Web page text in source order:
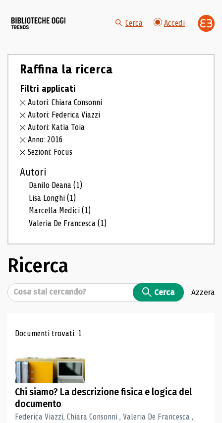
Cerca Accedi
Raffina la ricerca
Filtri applicati
Autori: Chiara Consonni
Autori: Federica Viazzi
Autori: Katia Toia
Anno: 2016
Sezioni: Focus
Autori
Danilo Deana(1)
Lisa Longhi(1)
Marcella Medici(1)
Valeria De Francesca(1)
Ricerca
Cerca Cerca Azzera
Risultati di ricerca
Documenti trovati: 1
Chi siamo? La descrizione fisica e logica del
documento
Federica Viazzi, Chiara Consonni , Valeria De Francesca ,